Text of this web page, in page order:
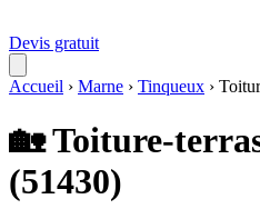
Devis gratuit
Accueil › Marne › Tinqueux ›
🏡 Toiture-
(51430)